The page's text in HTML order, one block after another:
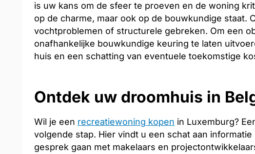
is uw kans om de sfeer te proeven en de woning
op de charme, maar ook op de bouwkundige staat.
vochtproblemen of structurele gebreken. Om een
onafhankelijke bouwkundige keuring te laten
huis en een schatting van eventuele toekomstige
Ontdek uw droomhuis in
Wil je een recreatiewoning kopen in Luxemburg?
volgende stap. Hier vindt u een schat aan
gesprek gaan met makelaars en